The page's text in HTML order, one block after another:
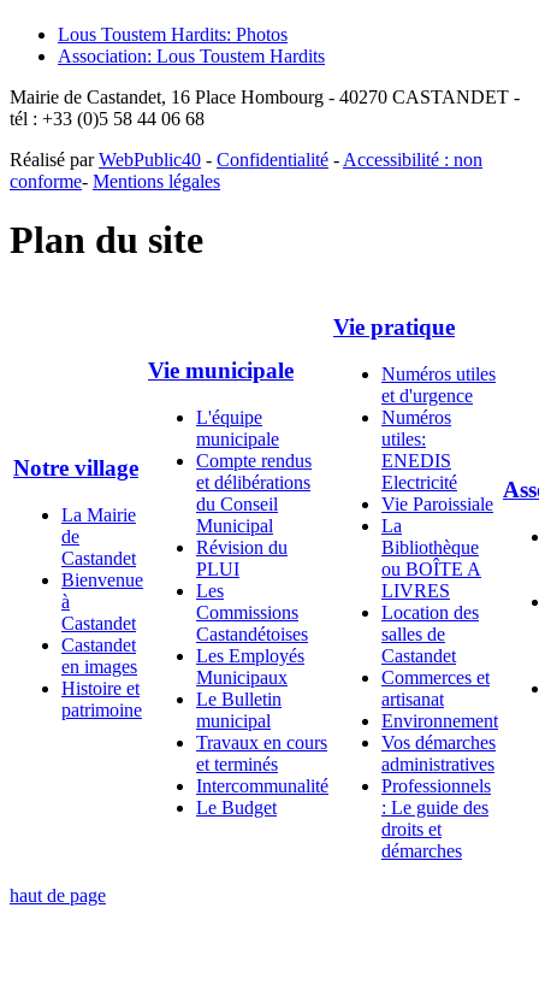
Lous Toustem Hardits: Photos
Association: Lous Toustem Hardits
Mairie de Castandet, 16 Place Hombourg - 40270 CASTANDET -
tél : +33 (0)5 58 44 06 68
Réalisé parWebPublic40 - Confidentialité - Accessibilité : non
conforme- Mentions légales
Plan du site
Notre village
La Mairie
de
Castandet
Bienvenue
à
Castandet
Castandet
en images
Histoire et
patrimoine
Vie municipale
L'équipe
municipale
Compte rendus
et délibérations
du Conseil
Municipal
Révision du
PLUI
Les
Commissions
Castandétoises
Les Employés
Municipaux
Le Bulletin
municipal
Travaux en cours
et terminés
Intercommunalité
Le Budget
Vie pratique
Numéros utiles
et d'urgence
Numéros
utiles:
ENEDIS
Electricité
Vie Paroissiale
La
Bibliothèque
ou BOÎTE A
LIVRES
Location des
salles de
Castandet
Commerces et
artisanat
Environnement
Vos démarches
administratives
Professionnels
: Le guide des
droits et
démarches
haut de page